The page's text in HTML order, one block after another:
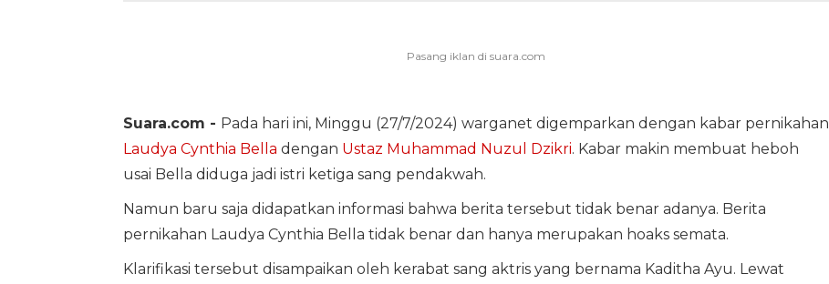
Suara.com - Pada hari ini, Minggu (27/7/2024) warganet digemparkan dengan kabar pernikahan
Laudya Cynthia Bella dengan Ustaz Muhammad Nuzul Dzikri. Kabar makin membuat heboh
usai Bella diduga jadi istri ketiga sang pendakwah.
Namun baru saja didapatkan informasi bahwa berita tersebut tidak benar adanya. Berita
pernikahan Laudya Cynthia Bella tidak benar dan hanya merupakan hoaks semata.
Klarifikasi tersebut disampaikan oleh kerabat sang aktris yang bernama Kaditha Ayu. Lewat